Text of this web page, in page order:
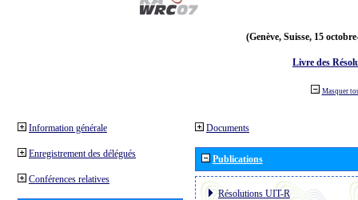
(Genève, Suisse, 15
Livre des
Masquer
Information générale
Enregistrement des délégués
Conférences relatives
Documents
Publications
Résolutions UIT-R